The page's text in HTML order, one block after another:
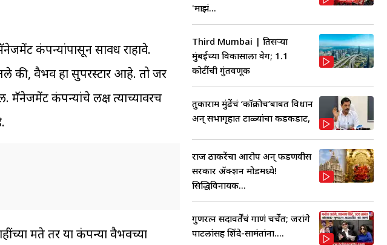
कंपन्यांपासून सावध राहावे.
की, वैभव हा सुपरस्टार आहे. तो जर
मॅनेजमेंट कंपन्यांचे लक्ष त्याच्यावरच
मते तर या कंपन्या वैभवच्या
'माझं...
Third Mumbai | तिसऱ्या
मुंबईच्या विकासाला वेग; 1.1
कोटींची गुंतवणूक
तुकाराम मुंढेंचं ‘कॉक्रोच’बाबत विधान
अन् सभागृहात टाळ्यांचा कडकडाट,
राज ठाकरेंचा आरोप अन् फडणवीस
सरकार ॲक्शन मोडमध्ये!
सिद्धिविनायक...
गुणरत्न सदावर्तेंचं गाणं चर्चेत; जरांगे
पाटलांसह शिंदे-सामंतांना....